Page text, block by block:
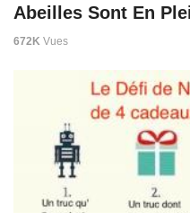
Abeilles Sont En
672K Vues